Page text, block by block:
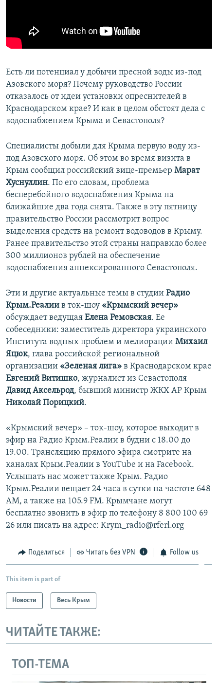
КРЫМ.НЕПОКОРЕННЫЙ
ELIFBE
Все сайты RFE/RL
Есть ли потенциал у добычи пресной воды из-под
Азовского моря? Почему руководство России
отказалось от идеи установки опреснителей в
Краснодарском крае? И как в целом обстоят дела с
водоснабжением Крыма и Севастополя?
Специалисты добыли для Крыма первую воду из-
под Азовского моря. Об этом во время визита в
Крым сообщил российский вице-премьер Марат
Хуснуллин. По его словам, проблема
бесперебойного водоснабжения Крыма на
ближайшие два года снята. Также в эту пятницу
правительство России рассмотрит вопрос
выделения средств на ремонт водоводов в Крыму.
Ранее правительство этой страны направило более
300 миллионов рублей на обеспечение
водоснабжения аннексированного Севастополя.
Эти и другие актуальные темы в студии Радио
Крым.Реалии в ток-шоу «Крымский вечер»
обсуждает ведущая Елена Ремовская. Ее
собеседники: заместитель директора украинского
Института водных проблем и мелиорации Михаил
Яцюк, глава российской региональной
организации «Зеленая лига» в Краснодарском крае
Евгений Витишко, журналист из Севастополя
Давид Аксельрод, бывший министр ЖКХ АР Крым
Николай Порицкий.
«Крымский вечер» – ток-шоу, которое выходит в
эфир на Радио Крым.Реалии в будни с 18.00 до
19.00. Трансляцию прямого эфира смотрите на
каналах Крым.Реалии в YouTube и на Facebook.
Услышать нас может также Крым. Радио
Крым.Реалии вещает 24 часа в сутки на частоте 648
АМ, а также на 105.9 FM. Крымчане могут
бесплатно звонить в эфир по телефону 8 800 100 69
26 или писать на адрес: Krym_radio@rferl.org
Поделиться Читать без VPN Follow us
This item is part of
Новости Весь Крым
ЧИТАЙТЕ ТАКЖЕ:
ТОП-ТЕМА